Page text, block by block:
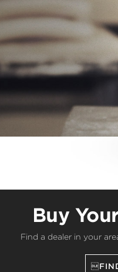
Buy
Find a dealer in your